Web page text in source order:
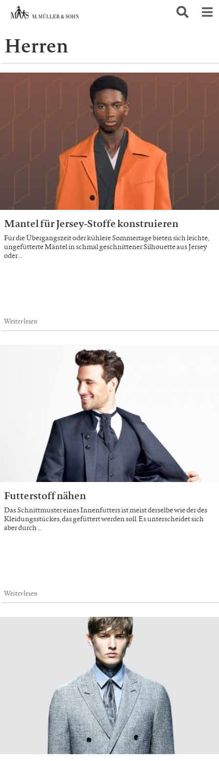
Herren
Mantel für Jersey-Stoffe konstruieren
Für die Übergangszeit oder kühlere Sommertage bieten sich leichte,
ungefütterte Mäntel in schmal geschnittener Silhouette aus Jersey
oder …
Weiterlesen
Futterstoff nähen
Das Schnittmuster eines Innenfutters ist meist derselbe wie der des
Kleidungsstückes, das gefüttert werden soll. Es unterscheidet sich
aber durch …
Weiterlesen